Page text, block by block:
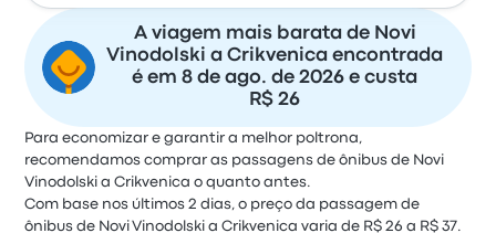
A viagem mais barata de Novi
Vinodolski a Crikvenica encontrada
é em 8 de ago. de 2026 e custa
R$ 26
Para economizar e garantir a melhor poltrona,
recomendamos comprar as passagens de ônibus de Novi
Vinodolski a Crikvenica o quanto antes.
Com base nos últimos 2 dias, o preço da passagem de
ônibus de Novi Vinodolski a Crikvenica varia de R$ 26 a R$ 37.